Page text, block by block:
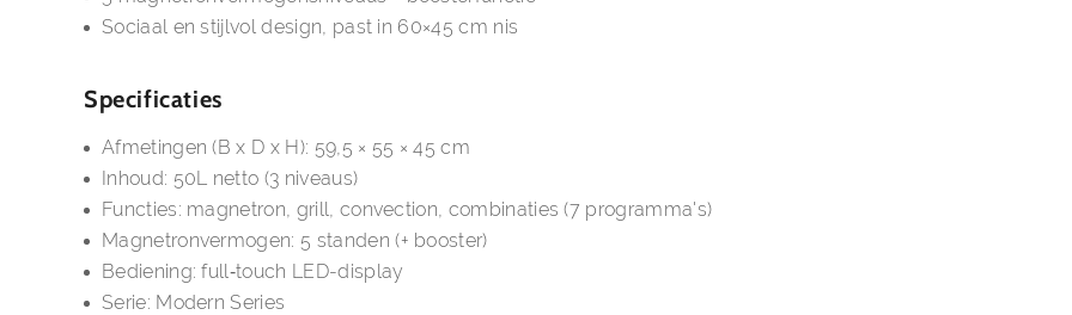
Sociaal en stijlvol design, past in 60×45 cm nis
Specificaties
Afmetingen (B x D x H): 59,5 × 55 × 45 cm
Inhoud: 50L netto (3 niveaus)
Functies: magnetron, grill, convection, combinaties (7 programma's)
Magnetronvermogen: 5 standen (+ booster)
Bediening: full‑touch LED-display
Serie: Modern Series